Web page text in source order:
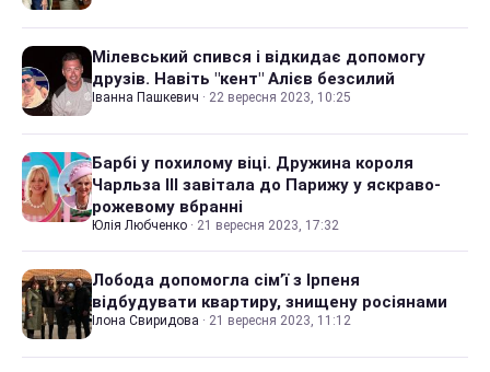
Мілевський спився і відкидає допомогу
друзів. Навіть "кент" Алієв безсилий
Іванна Пашкевич · 22 вересня 2023, 10:25
Барбі у похилому віці. Дружина короля
Чарльза III завітала до Парижу у яскраво-
рожевому вбранні
Юлія Любченко · 21 вересня 2023, 17:32
Лобода допомогла сім’ї з Ірпеня
відбудувати квартиру, знищену росіянами
Ілона Свиридова · 21 вересня 2023, 11:12